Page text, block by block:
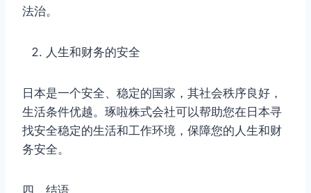
法治。
人生和财务的安全
日本是一个安全、稳定的国家，其社会秩序良好，
生活条件优越。琢啦株式会社可以帮助您在日本寻
找安全稳定的生活和工作环境，保障您的人生和财
务安全。
四、结语